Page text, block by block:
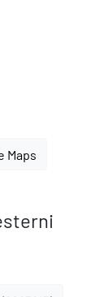
Maps